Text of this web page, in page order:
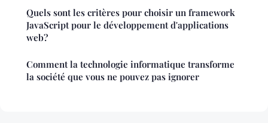
Quels sont les critères pour choisir un framework
JavaScript pour le développement d'applications
web?
Comment la technologie informatique transforme
la société que vous ne pouvez pas ignorer